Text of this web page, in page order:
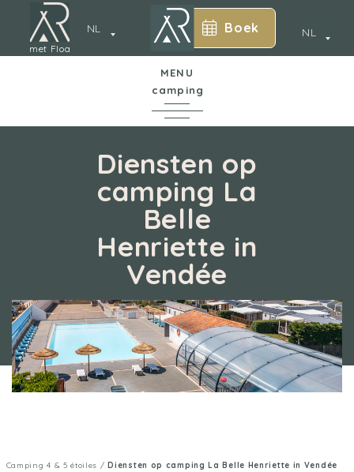
NL
met Floa
NL Boek
MENU
camping
De camping
Waterpark
Accommodatie
Diensten
Diensten op
camping La
Belle
Henriette in
Vendée
Camping 4 & 5 étoiles /Diensten op camping La Belle Henriette in Vendée